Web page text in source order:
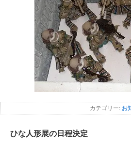
カテゴリー: お
ひな人形展の日程決定